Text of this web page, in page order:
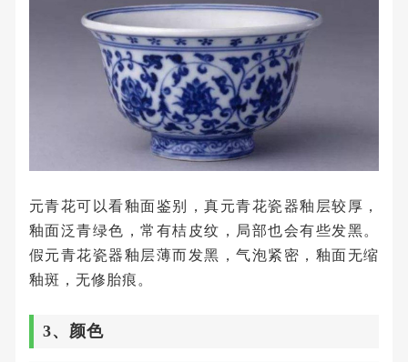
元青花可以看釉面鉴别，真元青花瓷器釉层较厚，
釉面泛青绿色，常有桔皮纹，局部也会有些发黑。
假元青花瓷器釉层薄而发黑，气泡紧密，釉面无缩
釉斑，无修胎痕。
3、颜色